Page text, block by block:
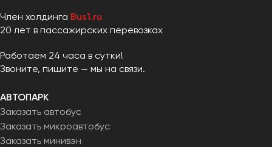
Член холдинга Bus1.ru
20 лет в пассажирских перевозках
Работаем 24 часа в сутки!
Звоните, пишите — мы на связи.
АВТОПАРК
Заказать автобус
Заказать микроавтобус
Заказать минивэн